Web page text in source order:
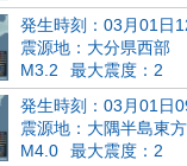
発生時刻：03月01日
震源地：大分県西部
M3.2
最大震度：2
発生時刻：03月01日
震源地：大隅半島東
M4.0
最大震度：2